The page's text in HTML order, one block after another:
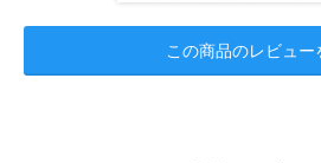
この商品のレビュー